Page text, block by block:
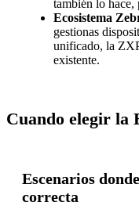
también lo hace,
Ecosistema
gestionas
unificado, la
existente.
Cuando elegir la
Escenarios
correcta